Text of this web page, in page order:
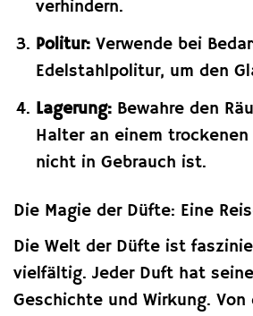
verhindern.
Politur:Verwende bei
Edelstahlpolitur, um den
Lagerung:Bewahre den
Halter an einem
nicht in Gebrauch ist.
Die Magie der Düfte: Eine
Die Welt der Düfte ist
vielfältig. Jeder Duft hat
Geschichte und Wirkung. Von